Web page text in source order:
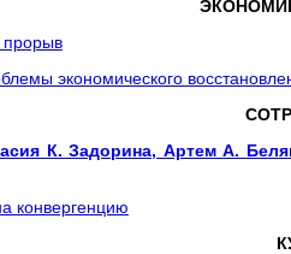
прорыв
экономического
К. Задорина, Артем А.
конвергенцию